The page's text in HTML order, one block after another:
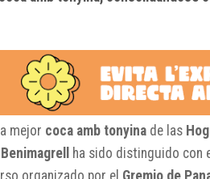
mejor coca amb tonyina de las
ha sido distinguido con